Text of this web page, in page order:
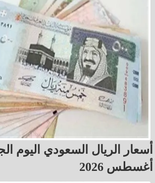
أغسطس 2026